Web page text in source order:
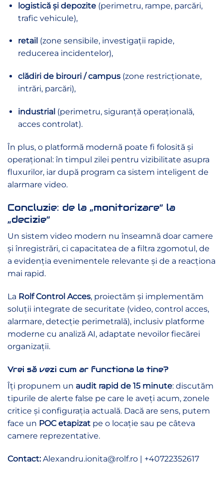
logistică și depozite(perimetru, rampe, parcări,
trafic vehicule),
retail (zone sensibile, investigații rapide,
reducerea incidentelor),
clădiri de birouri / campus(zone restricționate,
intrări, parcări),
industrial(perimetru, siguranță operațională,
acces controlat).
În plus, o platformă modernă poate fi folosită și
operațional: în timpul zilei pentru vizibilitate asupra
fluxurilor, iar după program ca sistem inteligent de
alarmare video.
Concluzie: de la „monitorizare” la
„decizie”
Un sistem video modern nu înseamnă doar camere
și înregistrări, ci capacitatea de a filtra zgomotul, de
a evidenția evenimentele relevante și de a reacționa
mai rapid.
La Rolf Control Acces, proiectăm și implementăm
soluții integrate de securitate (video, control acces,
alarmare, detecție perimetrală), inclusiv platforme
moderne cu analiză AI, adaptate nevoilor fiecărei
organizații.
Vrei să vezi cum ar functiona la tine?
Îți propunem un audit rapid de 15 minute: discutăm
tipurile de alerte false pe care le aveți acum, zonele
critice și configurația actuală. Dacă are sens, putem
face un POC etapizat pe o locație sau pe câteva
camere reprezentative.
Contact:Alexandru.ionita@rolf.ro | +40722352617